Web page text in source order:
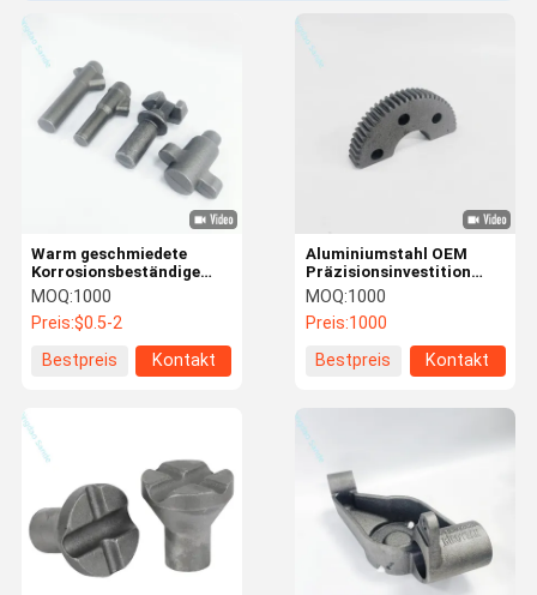
Aluminiumstahl OEM
Präzisionsinvestition
Heißschmiedeteile für
industrielle Silizium-Sol
MOQ:1000
Preis:1000
Bestpreis
Kontakt
Warm geschmiedete
Korrosionsbeständige
Waagewellen für
mechanische Motorteile
MOQ:1000
Preis:$0.5-2
Bestpreis
Kontakt